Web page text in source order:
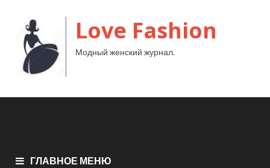
Love Fashion
Модный женский журнал.
ГЛАВНОЕ МЕНЮ